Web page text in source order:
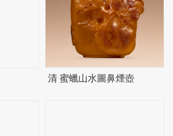
清 蜜蠟山水圖鼻煙壺